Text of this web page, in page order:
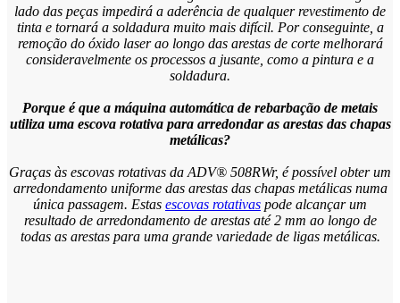
lado das peças impedirá a aderência de qualquer revestimento de
tinta e tornará a soldadura muito mais difícil. Por conseguinte, a
remoção do óxido laser ao longo das arestas de corte melhorará
consideravelmente os processos a jusante, como a pintura e a
soldadura.
Porque é que a máquina automática de rebarbação de metais
utiliza uma escova rotativa para arredondar as arestas das chapas
metálicas?
Graças às escovas rotativas da ADV® 508RWr, é possível obter um
arredondamento uniforme das arestas das chapas metálicas numa
única passagem. Estas escovas rotativas pode alcançar um
resultado de arredondamento de arestas até 2 mm ao longo de
todas as arestas para uma grande variedade de ligas metálicas.